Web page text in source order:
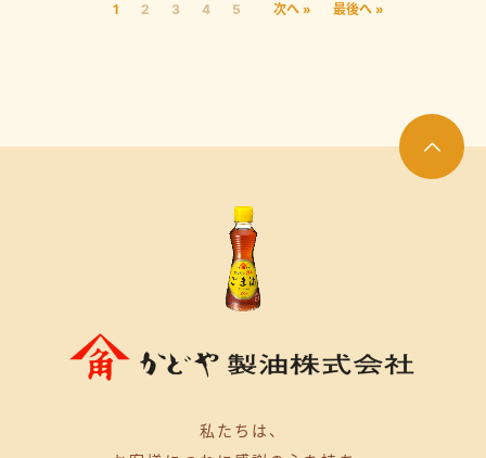
1 2 3 4 5 次へ » 最後へ »
私たちは、